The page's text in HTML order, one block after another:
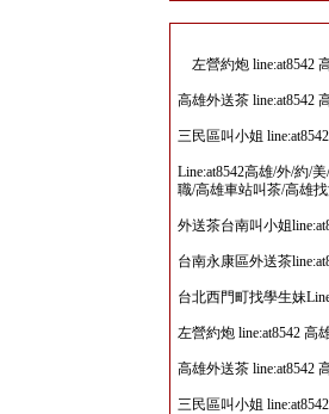
左營約炮 line:at8542
高雄外送茶 line:at8542
三民區叫小姐
Line:at8542高雄/外/約/
職/高雄車站叫茶/高雄
外送茶台南叫小姐
台南永康區外送茶
台北西門町找學生妹
左營約炮 line:at8542 高
高雄外送茶 line:at8542
三民區叫小姐